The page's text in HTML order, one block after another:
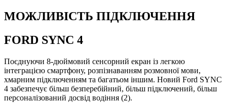
МОЖЛИВІСТЬ ПІДКЛЮЧЕННЯ
FORD SYNC 4
Поєднуючи 8-дюймовий сенсорний екран із легкою
інтеграцією смартфону, розпізнаванням розмовної мови,
хмарним підключенням та багатьом іншим. Новий Ford SYNC
4 забезпечує більш безперебійний, більш підключений, більш
персоналізований досвід водіння (2).